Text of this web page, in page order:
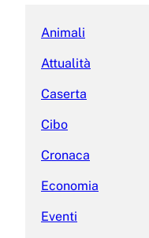
Animali
Attualità
Caserta
Cibo
Cronaca
Economia
Eventi